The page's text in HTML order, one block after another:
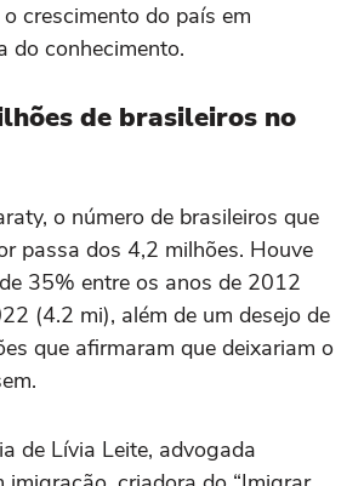
crescimento do país em
do conhecimento.
de brasileiros no
o número de brasileiros que
passa dos 4,2 milhões. Houve
35% entre os anos de 2012
(4.2 mi), além de um desejo de
que afirmaram que deixariam o
de Lívia Leite, advogada